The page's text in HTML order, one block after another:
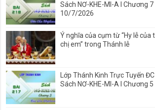
Sách NƠ-KHE-MI-A I Chương 7
10/7/2026
Ý nghĩa của cụm từ “Hy lễ của
chị em” trong Thánh lễ
Lớp Thánh Kinh Trực Tuyến
Sách NƠ-KHE-MI-A I Chương